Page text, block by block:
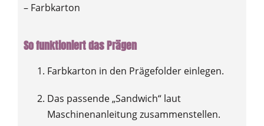
– Farbkarton
So funktioniert das Prägen
Farbkarton in den Prägefolder einlegen.
Das passende „Sandwich“ laut
Maschinenanleitung zusammenstellen.